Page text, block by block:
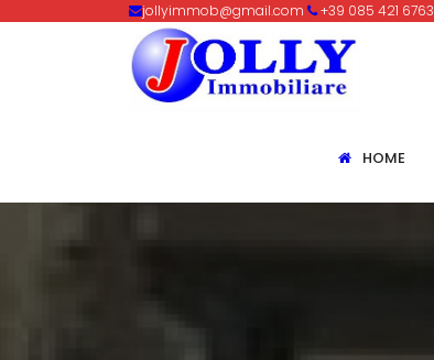
jollyimmob@gmail.com +39 085 421 6763
HOME